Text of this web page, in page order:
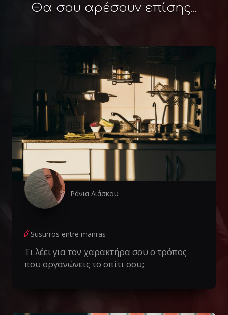
Θα σου αρέσουν επίσης...
Ράνια Λιάσκου
Susurros entre manras
Τι λέει για τον χαρακτήρα σου ο τρόπος
που οργανώνεις το σπίτι σου;